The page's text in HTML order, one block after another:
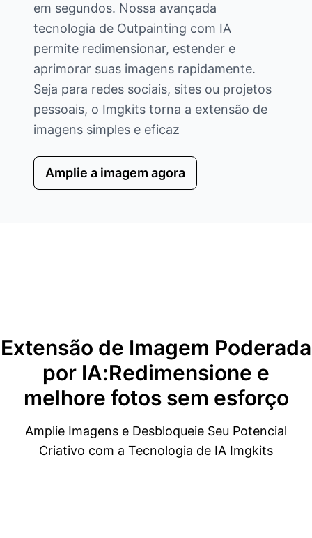
em segundos. Nossa avançada
tecnologia de Outpainting com IA
permite redimensionar, estender e
aprimorar suas imagens rapidamente.
Seja para redes sociais, sites ou projetos
pessoais, o Imgkits torna a extensão de
imagens simples e eficaz
Amplie a imagem agora
Extensão de Imagem Poderada
por IA:Redimensione e
melhore fotos sem esforço
Amplie Imagens e Desbloqueie Seu Potencial
Criativo com a Tecnologia de IA Imgkits